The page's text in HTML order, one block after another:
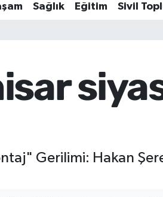
Sağlık Eğitim Sivil
Gerilimi: Hakan